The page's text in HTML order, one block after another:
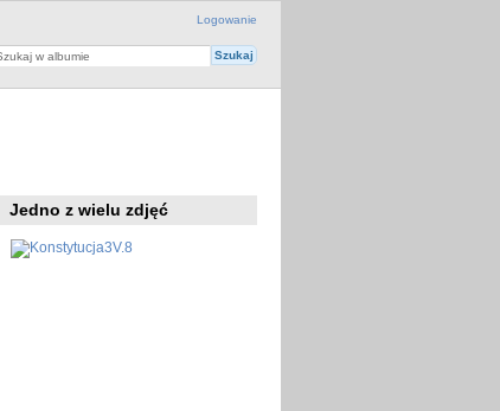
Logowanie
Jedno z wielu zdjęć